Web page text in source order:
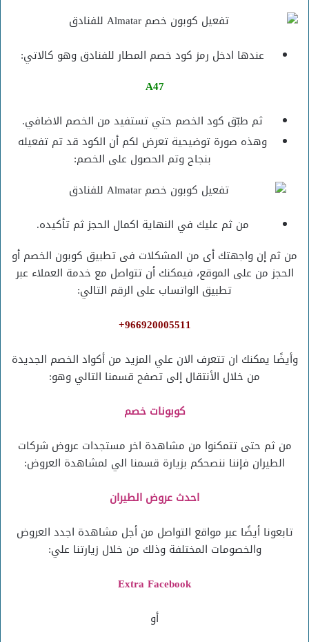
عندها ادخل رمز كود خصم المطار للفنادق وهو كالاتي:
A47
ثم طبّق كود الخصم حتي تستفيد من الخصم الاضافي.
وهذه صورة توضيحية تعرض لكم أن الكود قد تم تفعيله
بنجاح وتم الحصول على الخصم:
من ثم عليك في النهاية اكمال الحجز ثم تأكيده.
من ثم إن واجهتك أى من المشكلات فى تطبيق كوبون الخصم أو
الحجز من على الموقع، فيمكنك أن تتواصل مع خدمة العملاء عبر
تطبيق الواتساب على الرقم التالي:
966920005511+
وأيضًا يمكنك ان تتعرف الان علي المزيد من أكواد الخصم الجديدة
من خلال الأنتقال إلى تصفح قسمنا التالي وهو:
كوبونات خصم
من ثم حتى تتمكنوا من مشاهدة اخر مستجدات عروض شركات
الطيران فإننا ننصحكم بزيارة قسمنا الي لمشاهدة العروض:
احدث عروض الطيران
تابعونا أيضًا عبر مواقع التواصل من أجل مشاهدة اجدد العروض
والخصومات المختلفة وذلك من خلال زيارتنا علي:
Extra Facebook
أو